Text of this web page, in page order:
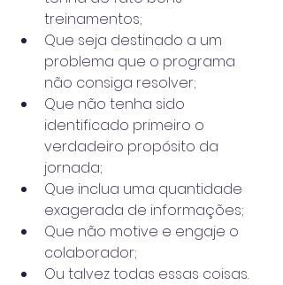
treinamentos;
Que seja destinado a um
problema que o programa
não consiga resolver;
Que não tenha sido
identificado primeiro o
verdadeiro propósito da
jornada;
Que inclua uma quantidade
exagerada de informações;
Que não motive e engaje o
colaborador;
Ou talvez todas essas coisas.